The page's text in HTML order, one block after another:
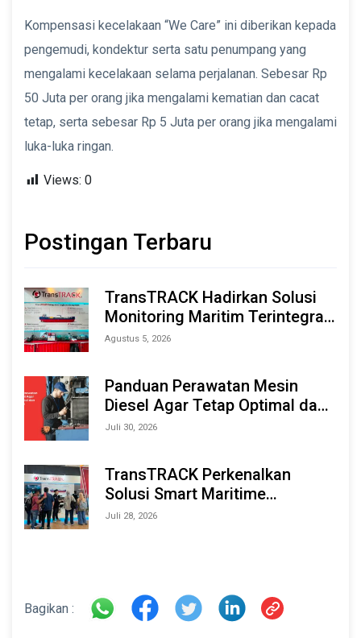
Kompensasi kecelakaan “We Care” ini diberikan kepada
pengemudi, kondektur serta satu penumpang yang
mengalami kecelakaan selama perjalanan. Sebesar Rp
50 Juta per orang jika mengalami kematian dan cacat
tetap, serta sebesar Rp 5 Juta per orang jika mengalami
luka-luka ringan.
Views: 0
Postingan Terbaru
TransTRACK Hadirkan Solusi
Monitoring Maritim Terintegrasi
Berbasis AI & IoT di Indonesia
Agustus 5, 2026
Panduan Perawatan Mesin
Diesel Agar Tetap Optimal dan
Tahan Lama
Juli 30, 2026
TransTRACK Perkenalkan
Solusi Smart Maritime
Monitoring Berbasis AI dan IoT
Juli 28, 2026
Bagikan :